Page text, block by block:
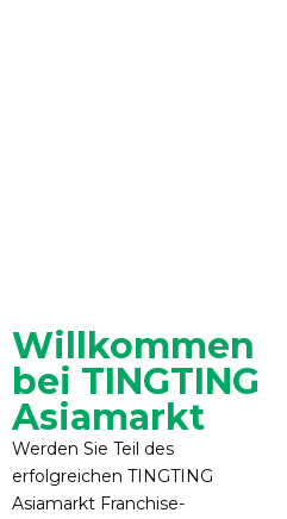
Willkommen
bei TINGTING
Asiamarkt
Werden Sie Teil des
erfolgreichen TINGTING
Asiamarkt Franchise-